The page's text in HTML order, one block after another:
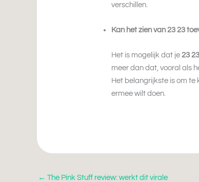
verschillen.
Kan het zien van 23 23
Het is mogelijk dat je23 23
meer dan dat, vooral als
Het belangrijkste is om te
ermee wilt doen.
← The Pink Stuff review: werkt dit virale